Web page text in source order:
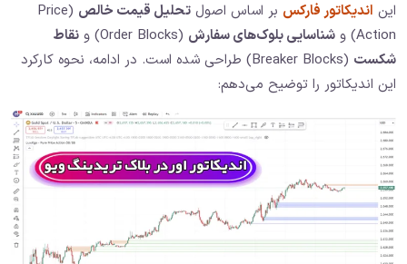
این اندیکاتور فارکس بر اساس اصول تحلیل قیمت خالص (Price
Action) و
شناسایی بلوک‌های سفارش (Order Blocks) و
نقاط
شکست
(Breaker Blocks) طراحی شده است. در ادامه، نحوه کارکرد
این اندیکاتور را توضیح می‌دهم: